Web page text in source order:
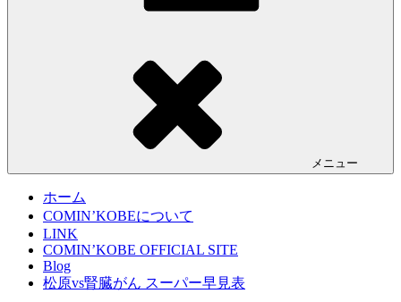
メニュー
ホーム
COMIN’KOBEについて
LINK
COMIN’KOBE OFFICIAL SITE
Blog
松原vs腎臓がん スーパー早見表